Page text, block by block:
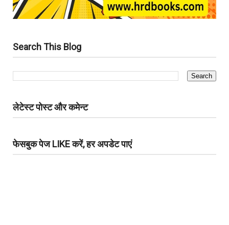
Search This Blog
लेटेस्ट पोस्ट और कमेन्ट
फेसबुक पेज LIKE करें, हर अपडेट पाएं